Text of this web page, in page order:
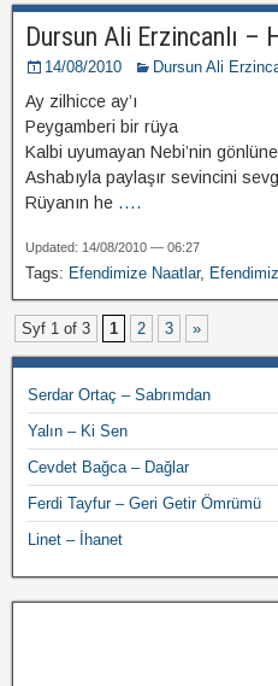
Dursun Ali Erzincanlı –
14/08/2010 Dursun Ali
Ay zilhicce ay’ı
Peygamberi bir rüya
Kalbi uyumayan Nebi’nin
Ashabıyla paylaşır sevincini
Rüyanın he ....
Updated: 14/08/2010 — 06:27
Tags: Efendimize Naatlar,
Syf 1 of 3 1 2 3 »
Serdar Ortaç – Sabrımdan
Yalın – Ki Sen
Cevdet Bağca – Dağlar
Ferdi Tayfur – Geri Getir Ömrümü
Linet – İhanet